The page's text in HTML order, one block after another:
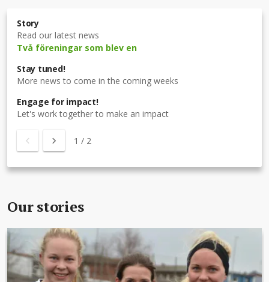
Story
Read our latest news
Två föreningar som blev en
Stay tuned!
More news to come in the coming weeks
Engage for impact!
Let's work together to make an impact
1 / 2
Our stories